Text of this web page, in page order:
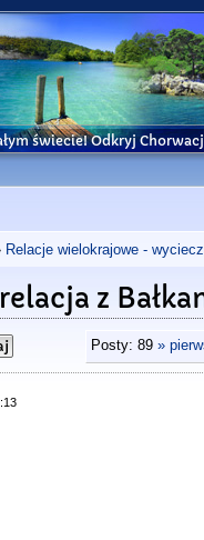
świecie! Odkryj
Relacje wielokrajowe -
z
Posty: 89 »